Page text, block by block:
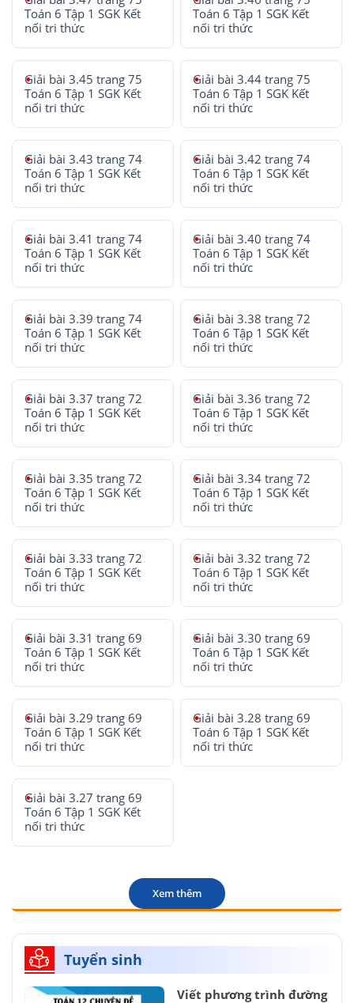
Toán 6 Tập 1 SGK Kết
nối tri thức
Toán 6 Tập 1 SGK Kết
nối tri thức
Giải bài 3.45 trang 75
Toán 6 Tập 1 SGK Kết
nối tri thức
Giải bài 3.44 trang 75
Toán 6 Tập 1 SGK Kết
nối tri thức
Giải bài 3.43 trang 74
Toán 6 Tập 1 SGK Kết
nối tri thức
Giải bài 3.42 trang 74
Toán 6 Tập 1 SGK Kết
nối tri thức
Giải bài 3.41 trang 74
Toán 6 Tập 1 SGK Kết
nối tri thức
Giải bài 3.40 trang 74
Toán 6 Tập 1 SGK Kết
nối tri thức
Giải bài 3.39 trang 74
Toán 6 Tập 1 SGK Kết
nối tri thức
Giải bài 3.38 trang 72
Toán 6 Tập 1 SGK Kết
nối tri thức
Giải bài 3.37 trang 72
Toán 6 Tập 1 SGK Kết
nối tri thức
Giải bài 3.36 trang 72
Toán 6 Tập 1 SGK Kết
nối tri thức
Giải bài 3.35 trang 72
Toán 6 Tập 1 SGK Kết
nối tri thức
Giải bài 3.34 trang 72
Toán 6 Tập 1 SGK Kết
nối tri thức
Giải bài 3.33 trang 72
Toán 6 Tập 1 SGK Kết
nối tri thức
Giải bài 3.32 trang 72
Toán 6 Tập 1 SGK Kết
nối tri thức
Giải bài 3.31 trang 69
Toán 6 Tập 1 SGK Kết
nối tri thức
Giải bài 3.30 trang 69
Toán 6 Tập 1 SGK Kết
nối tri thức
Giải bài 3.29 trang 69
Toán 6 Tập 1 SGK Kết
nối tri thức
Giải bài 3.28 trang 69
Toán 6 Tập 1 SGK Kết
nối tri thức
Giải bài 3.27 trang 69
Toán 6 Tập 1 SGK Kết
nối tri thức
Xem thêm
Tuyển sinh
Viết phương trình đường